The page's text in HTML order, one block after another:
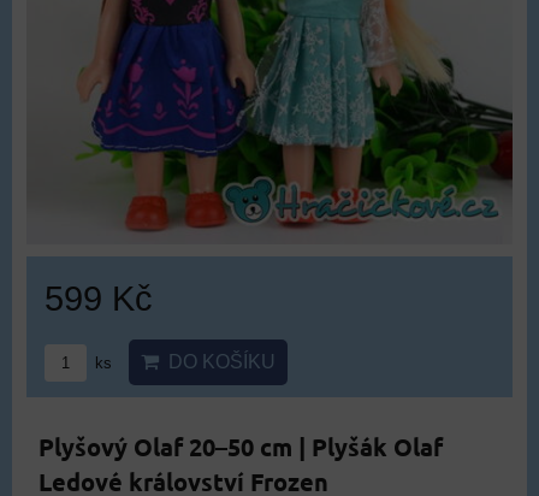
599 Kč
ks DO KOŠÍKU
Plyšový Olaf 20–50 cm | Plyšák Olaf
Ledové království Frozen